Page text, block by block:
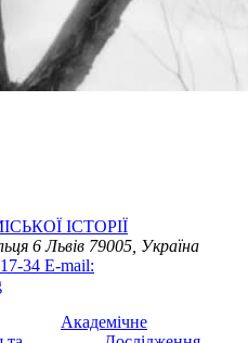
ІСТОРІЇ
6Львів 79005, Україна
34 E-mail:
Академічне